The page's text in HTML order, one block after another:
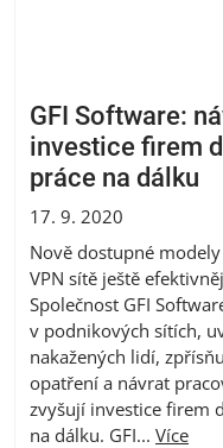
GFI Software:
investice firem
práce na dálku
17. 9. 2020
Nově dostupné
VPN sítě ještě
Společnost GFI
v podnikových sítích,
nakažených lidí,
opatření a návrat
zvyšují investice firem
na dálku. GFI... Více